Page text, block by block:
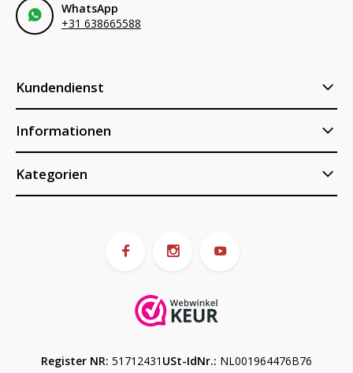
WhatsApp
+31 638665588
Kundendienst
Informationen
Kategorien
Register NR: 51712431 USt-IdNr.: NL001964476B76